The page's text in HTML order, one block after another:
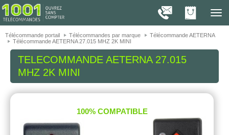
1001
Télécommande portail
Télécommandes par marque
Télécommande AETERNA
Télécommande AETERNA 27.015 MHZ 2K MINI
TELECOMMANDE AETERNA 27.015
MHZ 2K MINI
100% COMPATIBLE
On vous présente nos cookies !